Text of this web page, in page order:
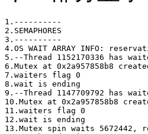
1.----------
2.SEMAPHORES
3.----------
4.OS WAIT ARRAY INFO:
5.--Thread 1152170336 has
6.Mutex at 0x2a957858b8
7.waiters flag 0
8.wait is ending
9.--Thread 1147709792 has
10.Mutex at 0x2a957858b8
11.waiters flag 0
12.wait is ending
13.Mutex spin waits 5672442,